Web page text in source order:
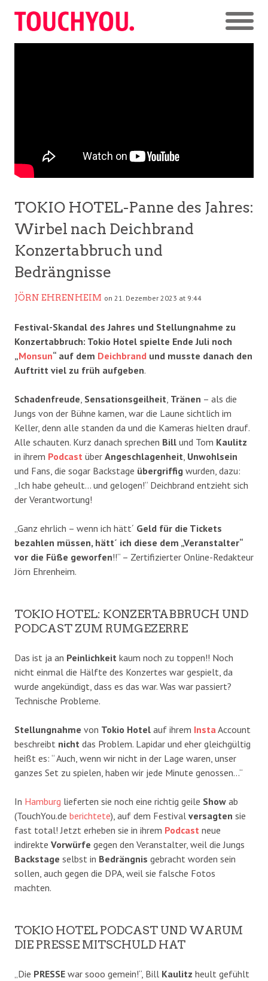
TOKIO HOTEL-Panne des Jahres:
Wirbel nach Deichbrand
Konzertabbruch und
Bedrängnisse
JÖRN EHRENHEIM on 21. Dezember 2023 at 9:44
Festival-Skandal des Jahres und Stellungnahme zu
Konzertabbruch: Tokio Hotel spielte Ende Juli noch
„Monsun“ auf dem Deichbrand und musste danach den
Auftritt viel zu früh aufgeben.
Schadenfreude Sensationsgeilheit Tränen – als die
Jungs von der Bühne kamen, war die Laune sichtlich im
Keller, denn alle standen da und die Kameras hielten drauf.
Alle schauten. Kurz danach sprechen Bill und Tom Kaulitz
in ihrem Podcast über Angeschlagenheit Unwohlsein
und Fans, die sogar Backstage übergriffig wurden, dazu:
„Ich habe geheult… und gelogen!“ Deichbrand entzieht sich
der Verantwortung!
„Ganz ehrlich – wenn ich hätt´ Geld für die Tickets
bezahlen müssen, hätt´ ich diese dem „Veranstalter“
vor die Füße geworfen!!“ – Zertifizierter Online-Redakteur
Jörn Ehrenheim.
TOKIO HOTEL: KONZERTABBRUCH UND
PODCAST ZUM RUMGEZERRE
Das ist ja an Peinlichkeit kaum noch zu toppen!! Noch
nicht einmal die Hälfte des Konzertes war gespielt, da
wurde angekündigt, dass es das war. Was war passiert?
Technische Probleme.
Stellungnahme von Tokio Hotel auf ihrem Insta Account
beschreibt nicht das Problem. Lapidar und eher gleichgültig
heißt es: “ Auch, wenn wir nicht in der Lage waren, unser
ganzes Set zu spielen, haben wir jede Minute genossen…“
In Hamburg lieferten sie noch eine richtig geile Show ab
(TouchYou.de berichtete), auf dem Festival versagten sie
fast total! Jetzt erheben sie in ihrem Podcast neue
indirekte Vorwürfe gegen den Veranstalter, weil die Jungs
Backstage selbst in Bedrängnis gebracht worden sein
sollen, auch gegen die DPA, weil sie falsche Fotos
machten.
TOKIO HOTEL PODCAST UND WARUM
DIE PRESSE MITSCHULD HAT
„Die PRESSE war sooo gemein!“, Bill Kaulitz heult gefühlt